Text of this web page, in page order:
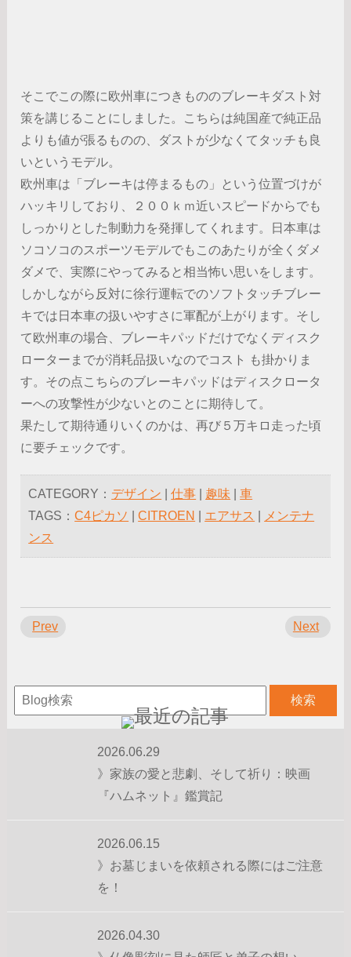
そこでこの際に欧州車につきもののブレーキダスト対
策を講じることにしました。こちらは純国産で純正品
よりも値が張るものの、ダストが少なくてタッチも良
いというモデル。
欧州車は「ブレーキは停まるもの」という位置づけが
ハッキリしており、２００ｋｍ近いスピードからでも
しっかりとした制動力を発揮してくれます。日本車は
ソコソコのスポーツモデルでもこのあたりが全くダメ
ダメで、実際にやってみると相当怖い思いをします。
しかしながら反対に徐行運転でのソフトタッチブレー
キでは日本車の扱いやすさに軍配が上がります。そし
て欧州車の場合、ブレーキパッドだけでなくディスク
ローターまでが消耗品扱いなのでコスト も掛かりま
す。その点こちらのブレーキパッドはディスクロータ
ーへの攻撃性が少ないとのことに期待して。
果たして期待通りいくのかは、再び５万キロ走った頃
に要チェックです。
CATEGORY： デザイン |仕事 趣味 |車
TAGS：C4ピカソ |CITROEN エアサス
メンテナ
ンス
Prev Next
2026.06.29
》家族の愛と悲劇、そして祈り：映画
『ハムネット』鑑賞記
2026.06.15
》お墓じまいを依頼される際にはご注意
を！
2026.04.30